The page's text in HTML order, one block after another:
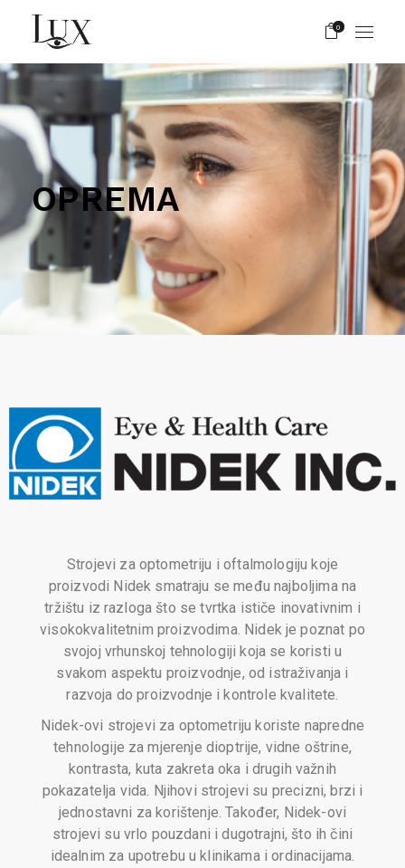
0
OPREMA
Strojevi za optometriju i oftalmologiju koje
proizvodi Nidek smatraju se među najboljima na
tržištu iz razloga što se tvrtka ističe inovativnim i
visokokvalitetnim proizvodima. Nidek je poznat po
svojoj vrhunskoj tehnologiji koja se koristi u
svakom aspektu proizvodnje, od istraživanja i
razvoja do proizvodnje i kontrole kvalitete.
Nidek-ovi strojevi za optometriju koriste napredne
tehnologije za mjerenje dioptrije, vidne oštrine,
kontrasta, kuta zakreta oka i drugih važnih
pokazatelja vida. Njihovi strojevi su precizni, brzi i
jednostavni za korištenje. Također, Nidek-ovi
strojevi su vrlo pouzdani i dugotrajni, što ih čini
idealnim za upotrebu u klinikama i ordinacijama.